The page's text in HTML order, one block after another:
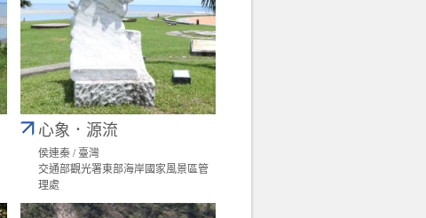
心象．源流
侯連秦 / 臺灣
交通部觀光署東部海岸國家風景區管
理處